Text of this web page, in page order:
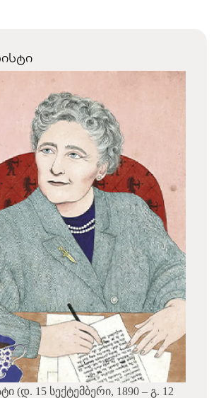
(დ. 15 სექტემბერი, 1890 – გ. 12